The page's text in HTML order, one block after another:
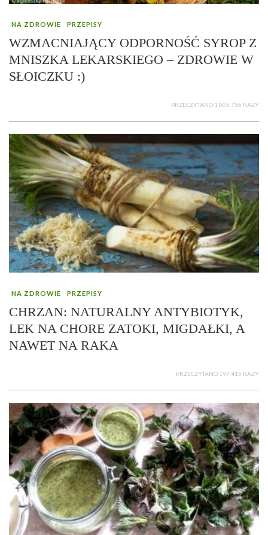
NA ZDROWIE PRZEPISY
WZMACNIAJĄCY ODPORNOŚĆ SYROP Z
MNISZKA LEKARSKIEGO – ZDROWIE W
SŁOICZKU :)
PRZECZYTANO 1 005 756 RAZY
NA ZDROWIE PRZEPISY
CHRZAN: NATURALNY ANTYBIOTYK,
LEK NA CHORE ZATOKI, MIGDAŁKI, A
NAWET NA RAKA
PRZECZYTANO 197 415 RAZY